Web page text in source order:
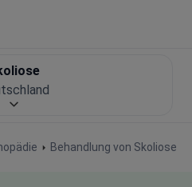
Behandlung von Skoliose